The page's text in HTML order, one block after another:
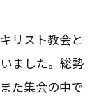
リスト教会と
ました。総勢
た集会の中で